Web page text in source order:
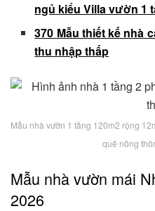
ngủ kiểu Villa vườn 1
370 Mẫu thiết kế nhà
thu nhập thấp
Mẫu nhà vườn 1 tầng 120m2 rộng
quê nông
Mẫu nhà vườn mái
2026